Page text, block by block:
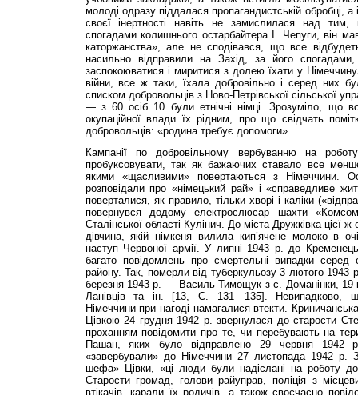
молоді одразу піддалася пропагандистській обробці,
своєї інертності навіть не замислилася над
спогадами колишнього остарбайтера І. Чепуги, він
каторжанства», але не сподівався, що все
насильно відправили на Захід, за його
заспокоюватися і миритися з долею їхати у
війни, все ж таки, їхала добровільно і серед них
списком добровольців з Ново-Петрівської сільської
— з 60 осіб 10 були етнічні німці. Зрозуміло, що
окупаційної влади їх рідним, про що свідчать
добровольців: «родина требує допомоги».
Кампанії по добровільному вербуванню на
пробуксовувати, так як бажаючих ставало все
якими «щасливими» повертаються з Німеччини.
розповідали про «німецький рай» і «справедливе
поверталися, як правило, тільки хворі і каліки
повернувся додому електрослюсар шахти
Сталінської області Кулінич. До міста Дружківка цієї
дівчина, якій німкеня вилила кип’ячене молоко в
наступ Червоної армії. У липні 1943 р. до
багато повідомлень про смертельні випадки серед
району. Так, померли від туберкульозу 3 лютого 1943
березня 1943 р. — Василь Тимощук з с. Доманінки, 19
Ланівців та ін. [13, С. 131—135]. Невипадково,
Німеччини при нагоді намагалися втекти.
Цівкою 24 грудня 1942 р. звернулася до старости
проханням повідомити про те, чи перебувають на
Пашан, яких було відправлено 29 червня 1942
«завербували» до Німеччини 27 листопада 1942 р.
шефа» Цівки, «ці люди були надіслані на роботу до
Старости громад, голови райуправ, поліція з
втікачів, карали їх родичів, а також своєчасно